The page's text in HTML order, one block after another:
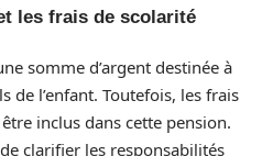
les frais de scolarité
somme d’argent destinée à
de l’enfant. Toutefois, les frais
inclus dans cette pension.
clarifier les responsabilités